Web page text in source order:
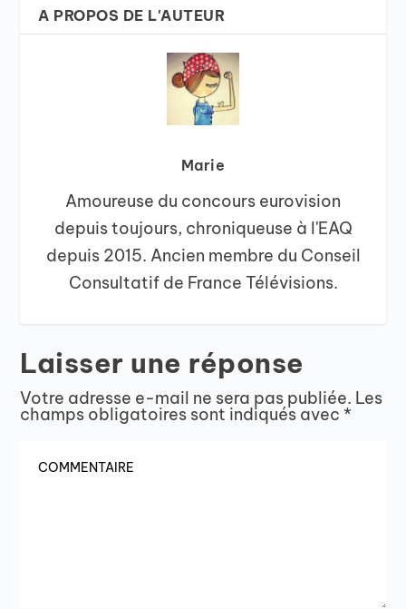
A PROPOS DE L'AUTEUR
Marie
Amoureuse du concours eurovision
depuis toujours, chroniqueuse à l'EAQ
depuis 2015. Ancien membre du Conseil
Consultatif de France Télévisions.
Laisser une réponse
Votre adresse e-mail ne sera pas publiée. Les
champs obligatoires sont indiqués avec *